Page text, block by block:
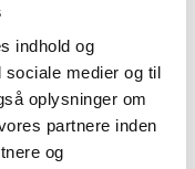
indhold og
medier og til
oplysninger om
partnere inden
og
early modern
philosophy and
uncovering
women’s